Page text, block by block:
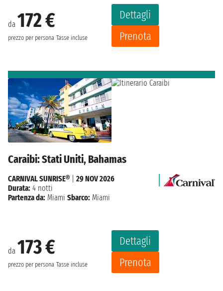
da 172 €
prezzo per persona Tasse incluse
Dettagli
Prenota
Caraibi: Stati Uniti, Bahamas
da 173 €
prezzo per persona Tasse incluse
Dettagli
Prenota
CARNIVAL SUNRISE®
29 NOV 2026
Durata: 4 notti
Partenza da: Miami Sbarco: Miami